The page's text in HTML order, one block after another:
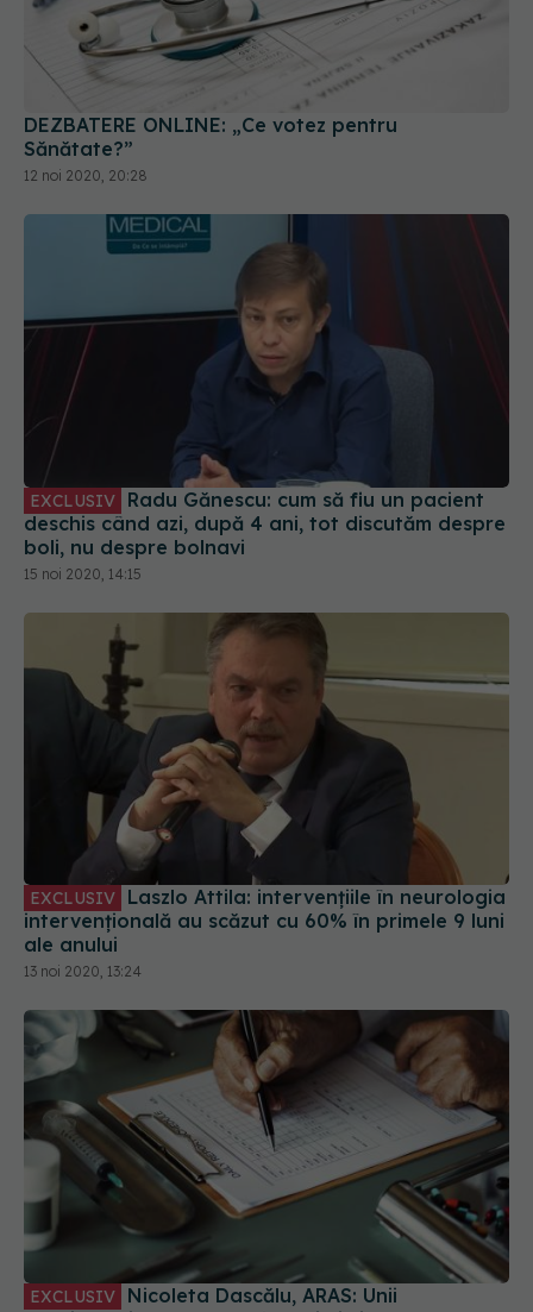
DEZBATERE ONLINE: „Ce votez pentru
Sănătate?”
12 noi 2020, 20:28
EXCLUSIV
deschis când azi, după 4 ani, tot discutăm despre
boli, nu despre bolnavi
15 noi 2020, 14:15
EXCLUSIV Laszlo Attila: intervențiile în neurologia
intervențională au scăzut cu 60% în primele 9 luni
ale anului
13 noi 2020, 13:24
neasigurați nu au acces la mai nimic